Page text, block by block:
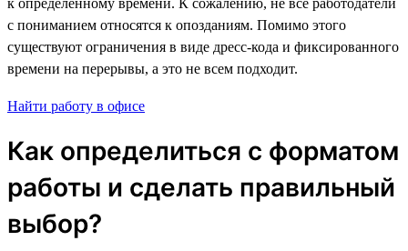
с пониманием относятся к опозданиям. Помимо этого
существуют ограничения в виде дресс-кода и фиксированного
времени на перерывы, а это не всем подходит.
Найти работу в офисе
Как определиться с форматом
работы и сделать правильный
выбор?